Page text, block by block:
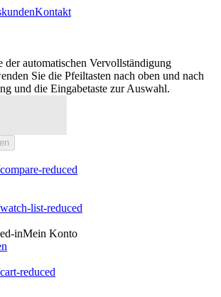
Kontakt
der automatischen Vervollständigung
Sie die Pfeiltasten nach oben und nach
und die Eingabetaste zur Auswahl.
Mein Konto